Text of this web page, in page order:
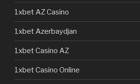
1xbet AZ Casino
1xbet Azerbaydjan
1xbet Casino AZ
1xbet Casino Online